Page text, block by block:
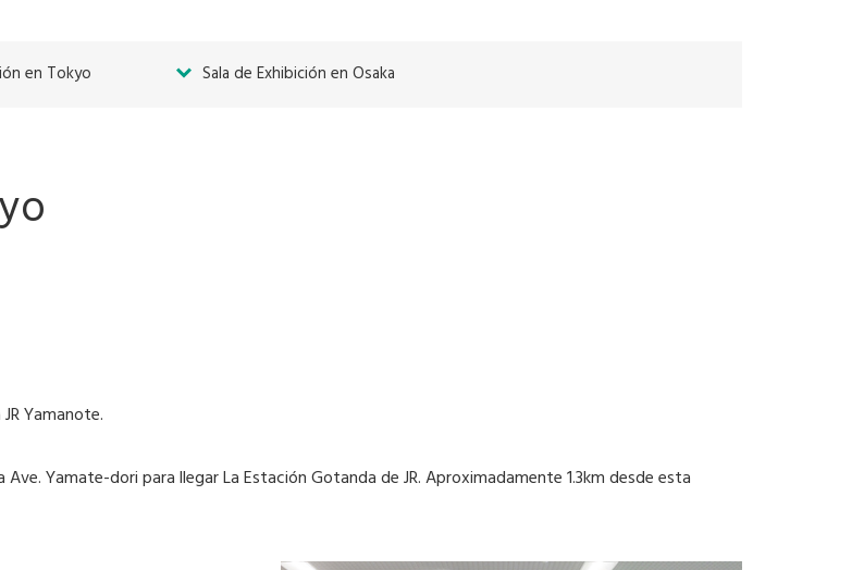
en Tokyo Sala de Exhibición en Osaka
Yamanote.
Yamate-dori para llegar La Estación Gotanda de JR. Aproximadamente 1.3km desde esta